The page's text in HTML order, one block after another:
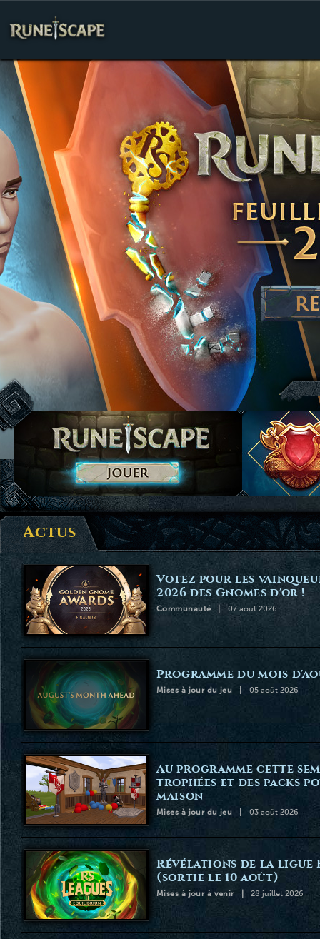
Actus
Votez pour les
2026 des Gnomes d'or !
Communauté 07 août 2026
Programme du mois
Mises à jour du jeu 05 août 2026
Au programme cette
trophées et des packs
maison
Mises à jour du jeu 03 août 2026
Révélations de la ligue
(sortie le 10 août)
Mises à jour à venir 28 juillet 2026